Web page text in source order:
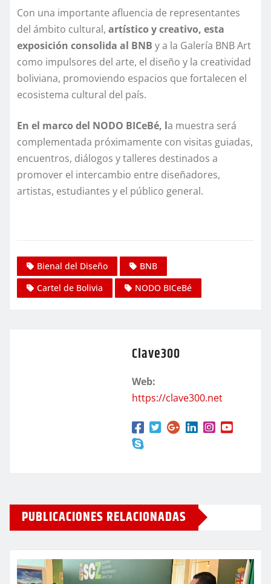
Con una importante afluencia de representantes
del ámbito cultural, artístico y creativo, esta
exposición consolida al BNB y a la Galería BNB Art
como impulsores del arte, el diseño y la creatividad
boliviana, promoviendo espacios que fortalecen el
ecosistema cultural del país.
En el marco del NODO BICeBé, la muestra será
complementada próximamente con visitas guiadas,
encuentros, diálogos y talleres destinados a
promover el intercambio entre diseñadores,
artistas, estudiantes y el público general.
Bienal del Diseño
BNB
Cartel de Bolivia
NODO BICeBé
Clave300
Web:
https://clave300.net
PUBLICACIONES RELACIONADAS